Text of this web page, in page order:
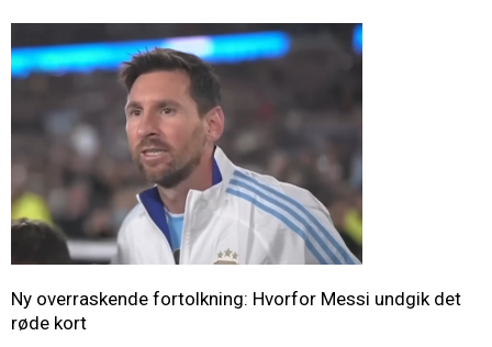
Ny overraskende fortolkning: Hvorfor Messi undgik det
røde kort